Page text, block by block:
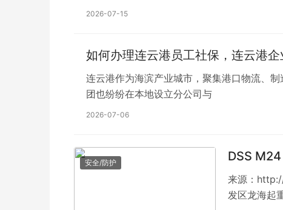
2026-07-15
如何办理连云港员工社保，连云港
连云港作为海滨产业城市，聚集港口物流、
团也纷纷在本地设立分公司与
2026-07-06
安全/防护 DSS
来源：
发区龙海起